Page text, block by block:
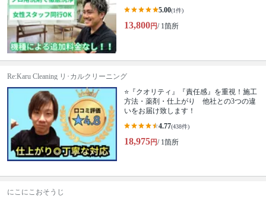
5.00(1件)
13,800円/ 1箇所
Re:Karu Cleaning リ･カルクリーニング
⭐『クオリティ』『責任感』を重視！施工
方法・薬剤・仕上がり 他社との3つの違
いをお届け致します！
4.77(438件)
18,975円/ 1箇所
にこにこおそうじ